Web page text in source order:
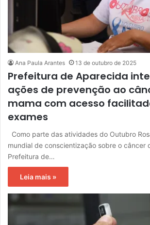
Ana Paula Arantes 13 de outubro de 2025
Prefeitura de Aparecida
ações de prevenção ao
mama com acesso
exames
Como parte das atividades do Outubro
mundial de conscientização sobre o câncer
Prefeitura de…
Leia mais »